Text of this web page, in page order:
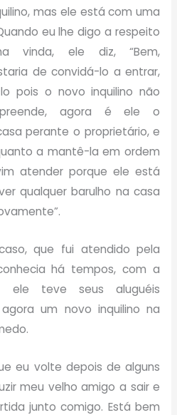
mas ele está com uma
eu lhe digo a respeito
vinda, ele diz, “Bem,
de convidá-lo a entrar,
pois o novo inquilino não
agora é ele o
perante o proprietário, e
a mantê-la em ordem
atender porque ele está
qualquer barulho na casa
que fui atendido pela
há tempos, com a
ele teve seus aluguéis
um novo inquilino na
eu volte depois de alguns
meu velho amigo a sair e
junto comigo. Está bem